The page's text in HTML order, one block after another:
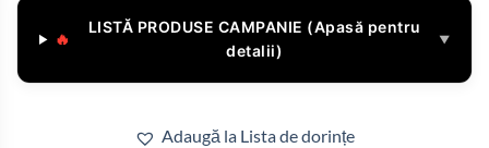
🔥
LISTĂ PRODUSE CAMPANIE (Apasă pentru
detalii)
▼
Adaugă la Lista de dorințe